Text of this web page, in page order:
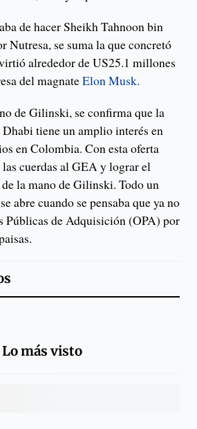
de hacer Sheikh Tahnoon bin
Nutresa, se suma la que concretó
alrededor de US25.1 millones
del magnateElon Musk.
de Gilinski, se confirma que la
tiene un amplio interés en
en Colombia. Con esta oferta
cuerdas al GEA y lograr el
la mano de Gilinski. Todo un
abre cuando se pensaba que ya no
Públicas de Adquisición (OPA) por
Lo más visto